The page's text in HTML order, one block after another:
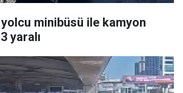
minibüsü ile kamyon
yaralı